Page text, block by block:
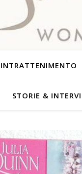
STORIE &